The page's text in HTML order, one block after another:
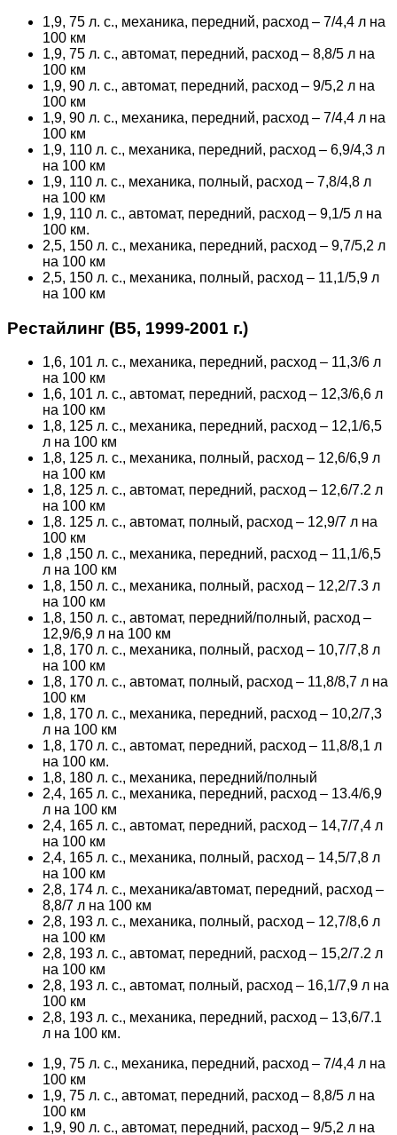
1,9, 75 л. с., механика, передний, расход – 7/4,4 л на
100 км
1,9, 75 л. с., автомат, передний, расход – 8,8/5 л на
100 км
1,9, 90 л. с., автомат, передний, расход – 9/5,2 л на
100 км
1,9, 90 л. с., механика, передний, расход – 7/4,4 л на
100 км
1,9, 110 л. с., механика, передний, расход – 6,9/4,3 л
на 100 км
1,9, 110 л. с., механика, полный, расход – 7,8/4,8 л
на 100 км
1,9, 110 л. с., автомат, передний, расход – 9,1/5 л на
100 км.
2,5, 150 л. с., механика, передний, расход – 9,7/5,2 л
на 100 км
2,5, 150 л. с., механика, полный, расход – 11,1/5,9 л
на 100 км
Рестайлинг (B5, 1999-2001 г.)
1,6, 101 л. с., механика, передний, расход – 11,3/6 л
на 100 км
1,6, 101 л. с., автомат, передний, расход – 12,3/6,6 л
на 100 км
1,8, 125 л. с., механика, передний, расход – 12,1/6,5
л на 100 км
1,8, 125 л. с., механика, полный, расход – 12,6/6,9 л
на 100 км
1,8, 125 л. с., автомат, передний, расход – 12,6/7.2 л
на 100 км
1,8. 125 л. с., автомат, полный, расход – 12,9/7 л на
100 км
1,8 ,150 л. с., механика, передний, расход – 11,1/6,5
л на 100 км
1,8, 150 л. с., механика, полный, расход – 12,2/7.3 л
на 100 км
1,8, 150 л. с., автомат, передний/полный, расход –
12,9/6,9 л на 100 км
1,8, 170 л. с., механика, полный, расход – 10,7/7,8 л
на 100 км
1,8, 170 л. с., автомат, полный, расход – 11,8/8,7 л на
100 км
1,8, 170 л. с., механика, передний, расход – 10,2/7,3
л на 100 км
1,8, 170 л. с., автомат, передний, расход – 11,8/8,1 л
на 100 км.
1,8, 180 л. с., механика, передний/полный
2,4, 165 л. с., механика, передний, расход – 13.4/6,9
л на 100 км
2,4, 165 л. с., автомат, передний, расход – 14,7/7,4 л
на 100 км
2,4, 165 л. с., механика, полный, расход – 14,5/7,8 л
на 100 км
2,8, 174 л. с., механика/автомат, передний, расход –
8,8/7 л на 100 км
2,8, 193 л. с., механика, полный, расход – 12,7/8,6 л
на 100 км
2,8, 193 л. с., автомат, передний, расход – 15,2/7.2 л
на 100 км
2,8, 193 л. с., автомат, полный, расход – 16,1/7,9 л на
100 км
2,8, 193 л. с., механика, передний, расход – 13,6/7.1
л на 100 км.
1,9, 75 л. с., механика, передний, расход – 7/4,4 л на
100 км
1,9, 75 л. с., автомат, передний, расход – 8,8/5 л на
100 км
1,9, 90 л. с., автомат, передний, расход – 9/5,2 л на